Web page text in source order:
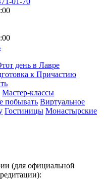
день в Лавре
к Причастию
Мастер-классы
побывать Виртуальное
Гостиницы Монастырские
(для официальной